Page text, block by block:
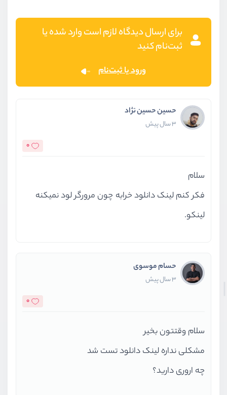
برای ارسال دیدگاه لازم است وارد شده یا
ثبت‌نام کنید
ورود یا ثبت‌نام
حسین حسین نژاد
3 سال پیش
0
سلام
فکر کنم لینک دانلود خرابه چون مرورگر لود نمیکنه
لینکو.
حسام موسوی
3 سال پیش
0
سلام وقتتون بخیر
مشکلی نداره لینک دانلود تست شد
چه اروری دارید؟